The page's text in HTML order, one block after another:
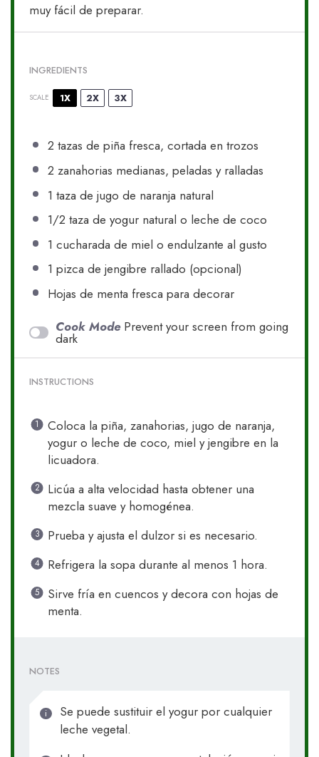
muy fácil de preparar.
INGREDIENTS
SCALE 1X 2X 3X
2 tazas de piña fresca, cortada en trozos
2 zanahorias medianas, peladas y ralladas
1 taza de jugo de naranja natural
1/2 taza de yogur natural o leche de coco
1 cucharada de miel o endulzante al gusto
1 pizca de jengibre rallado (opcional)
Hojas de menta fresca para decorar
Cook Mode Prevent your screen from going
dark
INSTRUCTIONS
Coloca la piña, zanahorias, jugo de naranja,
yogur o leche de coco, miel y jengibre en la
licuadora.
Licúa a alta velocidad hasta obtener una
mezcla suave y homogénea.
Prueba y ajusta el dulzor si es necesario.
Refrigera la sopa durante al menos 1 hora.
Sirve fría en cuencos y decora con hojas de
menta.
NOTES
Se puede sustituir el yogur por cualquier
leche vegetal.